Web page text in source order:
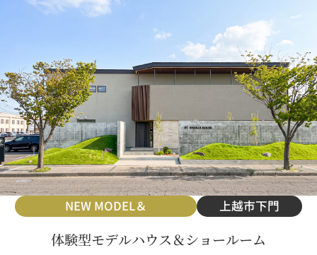
NEW MODEL＆
上越市下門
体験型モデルハウス＆ショールーム